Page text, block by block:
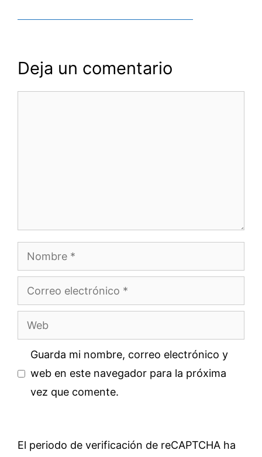
Deja un comentario
Nombre
Correo
electrónico
Web
Guarda mi nombre, correo electrónico y
web en este navegador para la próxima
vez que comente.
El periodo de verificación de reCAPTCHA ha